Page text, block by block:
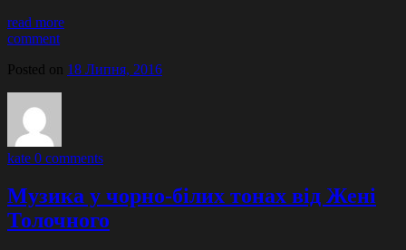
read more
comment
Posted on 18 Липня, 2016
kate 0 comments
Музика у чорно-білих тонах від Жені
Толочного